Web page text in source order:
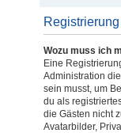
Wozu muss ich
Eine
Administration
sein musst, um
du als
die Gästen nicht
Avatarbilder,